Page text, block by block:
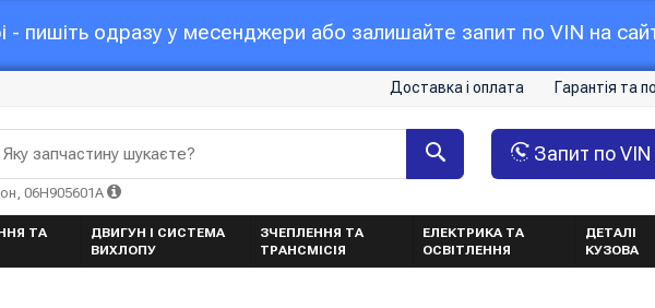
- пишіть одразу у месенджери або залишайте запит по VIN на
Доставка і оплата Гарантія та
Запит по VIN
Яку запчастину шукаєте?
06H905601A
ТА
ДВИГУН І СИСТЕМА
ВИХЛОПУ
ЗЧЕПЛЕННЯ ТА
ТРАНСМІСІЯ
ЕЛЕКТРИКА ТА
ОСВІТЛЕННЯ
ДЕТАЛІ
КУЗОВА